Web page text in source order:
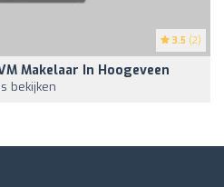
3.5 (2)
Makelaar In Hoogeveen
bekijken